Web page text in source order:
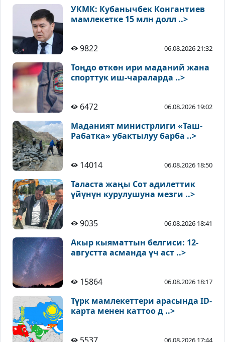
УКМК: Кубанычбек Конгантиев
мамлекетке 15 млн долл ..>
9822 06.08.2026 21:32
Тоңдо өткөн ири маданий жана
спорттук иш-чараларда ..>
6472 06.08.2026 19:02
Маданият министрлиги «Таш-
Рабатка» убактылуу барба ..>
14014 06.08.2026 18:50
Таласта жаңы Сот адилеттик
үйүнүн курулушуна мезги ..>
9035 06.08.2026 18:41
Акыр кыяматтын белгиси: 12-
августта асманда үч аст ..>
15864 06.08.2026 18:17
Түрк мамлекеттери арасында ID-
карта менен каттоо д ..>
06.08.2026 17:44